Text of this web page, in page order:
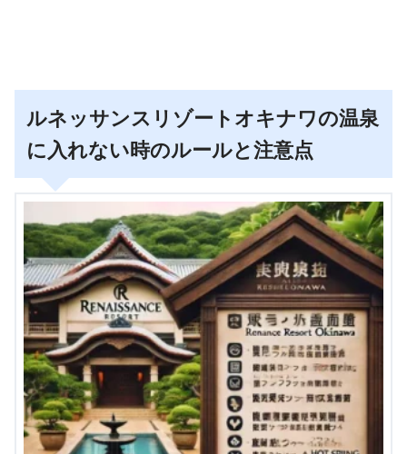
ルネッサンスリゾートオキナワの温泉
に入れない時のルールと注意点